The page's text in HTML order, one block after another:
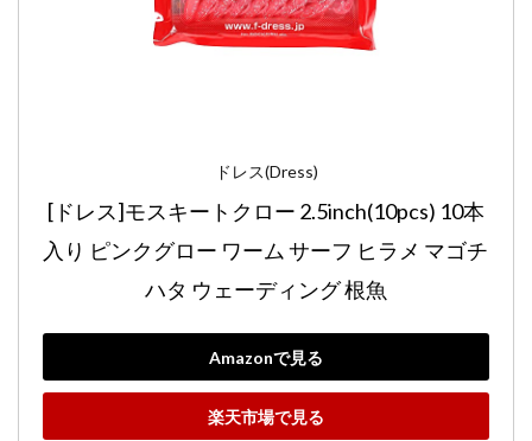
ドレス(Dress)
[ドレス]モスキートクロー 2.5inch(10pcs) 10本
入り ピンクグロー ワーム サーフ ヒラメ マゴチ
ハタ ウェーディング 根魚
Amazonで見る
楽天市場で見る